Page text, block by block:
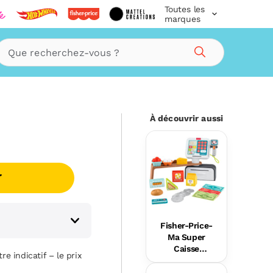
Toutes les
marques
Rechercher
indicatif – le prix
À découvrir aussi
Fisher-Price-
Ma Super
Caisse
Enregistreus